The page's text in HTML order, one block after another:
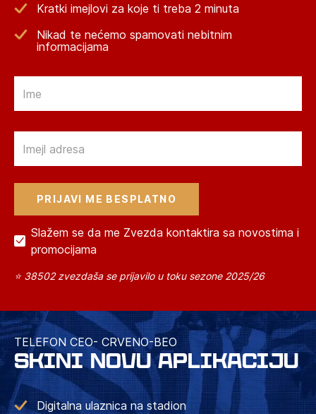
Kratki imejlovi za koje ti treba 2 minuta
Nikad te nećemo spamovati nebitnim
informacijama
Slažem se da me Zvezda kontaktira sa novostima i
promocijama
⭐ 38502 zvezdaša se prijavilo u toku sezone 2025/26
TELEFON CEO- CRVENO-BEO
SKINI NOVU APLIKACIJU
Digitalna ulaznica na stadion